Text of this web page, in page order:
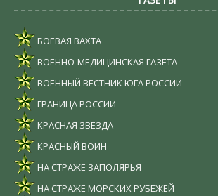
БОЕВАЯ ВАХТА
ВОЕННО-МЕДИЦИНСКАЯ ГАЗЕТА
ВОЕННЫЙ ВЕСТНИК ЮГА РОССИИ
ГРАНИЦА РОССИИ
КРАСНАЯ ЗВЕЗДА
КРАСНЫЙ ВОИН
НА СТРАЖЕ ЗАПОЛЯРЬЯ
НА СТРАЖЕ МОРСКИХ РУБЕЖЕЙ